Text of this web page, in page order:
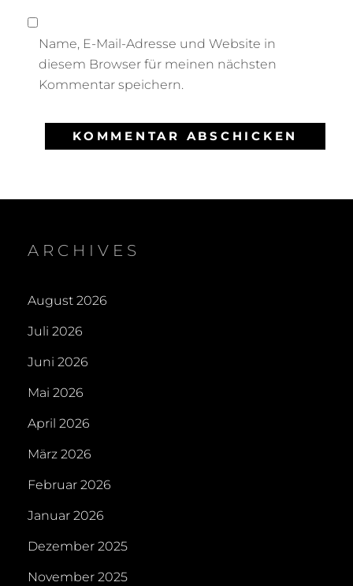
Name, E-Mail-Adresse und Website in
diesem Browser für meinen nächsten
Kommentar speichern.
ARCHIVES
August 2026
Juli 2026
Juni 2026
Mai 2026
April 2026
März 2026
Februar 2026
Januar 2026
Dezember 2025
November 2025